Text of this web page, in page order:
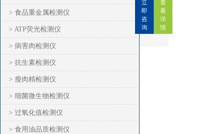
> 食品重金属检测仪
> ATP荧光检测仪
> 病害肉检测仪
> 抗生素检测仪
> 瘦肉精检测仪
> 细菌微生物检测仪
> 过氧化值检测仪
> 食用油品质检测仪
立
即
咨
询
查
看
详
情